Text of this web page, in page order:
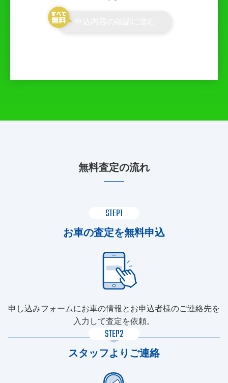
無料査定の流れ
STEP1
お車の査定を無料申込
申し込みフォームにお車の情報とお申込者様のご連絡先を
入力して査定を依頼。
STEP2
スタッフよりご連絡